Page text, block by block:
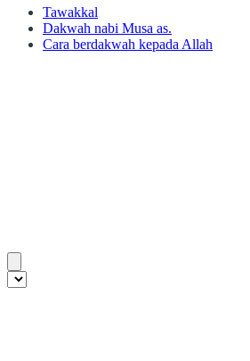
Tawakkal
Dakwah nabi Musa as.
Cara berdakwah kepada Allah